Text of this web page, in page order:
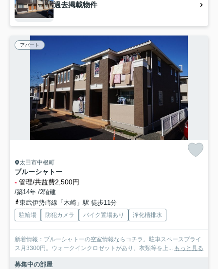
過去掲載物件
アパート
太田市中根町
ブルーシャトー
- 管理/共益費2,500円
/築14年 /2階建
東武伊勢崎線「木崎」駅 徒歩11分
駐輪場 防犯カメラ バイク置場あり 浄化槽排水
新着情報：ブルーシャトーの空室情報ならコチラ。駐車スペースプライ
ス月3300円。ウォークインクロゼットがあり、衣類等を上... もっと見る
募集中の部屋